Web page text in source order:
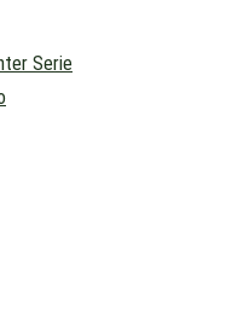
Serie